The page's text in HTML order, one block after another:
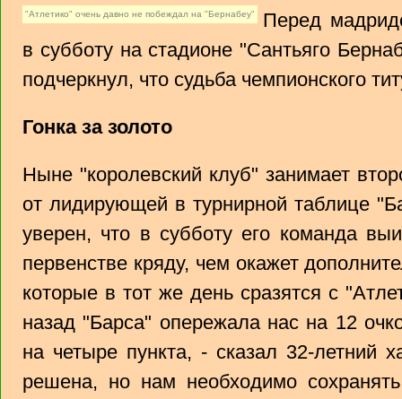
"Атлетико" очень давно не побеждал на "Бернабеу"
Перед
в субботу на стадионе "Сантьяго
подчеркнул, что судьба чемпионского
Гонка за золото
Ныне "королевский клуб" занимает
от лидирующей в турнирной таблице
уверен, что в субботу его команда
первенстве кряду, чем окажет
которые в тот же день сразятся с
назад "Барса" опережала нас на 12
на четыре пункта, - сказал 32-летний
решена, но нам необходимо